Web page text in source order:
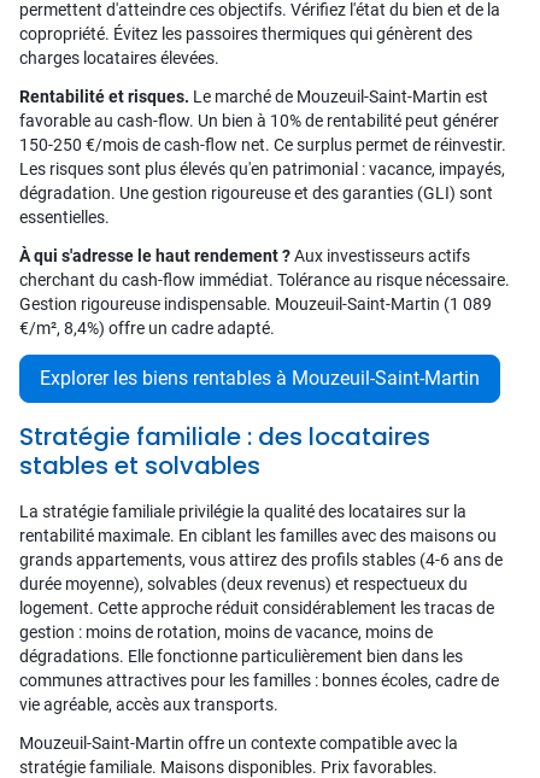
permettent d'atteindre ces objectifs. Vérifiez l'état du bien et de la
copropriété. Évitez les passoires thermiques qui génèrent des
charges locataires élevées.
Rentabilité et risques. Le marché de Mouzeuil-Saint-Martin est
favorable au cash-flow. Un bien à 10% de rentabilité peut générer
150-250 €/mois de cash-flow net. Ce surplus permet de réinvestir.
Les risques sont plus élevés qu'en patrimonial : vacance, impayés,
dégradation. Une gestion rigoureuse et des garanties (GLI) sont
essentielles.
À qui s'adresse le haut rendement ?Aux investisseurs actifs
cherchant du cash-flow immédiat. Tolérance au risque nécessaire.
Gestion rigoureuse indispensable. Mouzeuil-Saint-Martin (1 089
€/m², 8,4%) offre un cadre adapté.
Explorer les biens rentables à Mouzeuil-Saint-Martin
Stratégie familiale : des locataires
stables et solvables
La stratégie familiale privilégie la qualité des locataires sur la
rentabilité maximale. En ciblant les familles avec des maisons ou
grands appartements, vous attirez des profils stables (4-6 ans de
durée moyenne), solvables (deux revenus) et respectueux du
logement. Cette approche réduit considérablement les tracas de
gestion : moins de rotation, moins de vacance, moins de
dégradations. Elle fonctionne particulièrement bien dans les
communes attractives pour les familles : bonnes écoles, cadre de
vie agréable, accès aux transports.
Mouzeuil-Saint-Martin offre un contexte compatible avec la
stratégie familiale. Maisons disponibles. Prix favorables.